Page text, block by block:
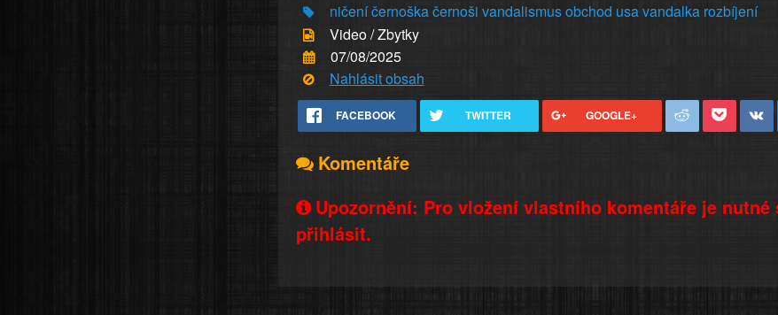
ničeníčernoškačernoši vandalismusobchod usavandalka rozbíjení
Video / Zbytky
07/08/2025
Nahlásit obsah
FACEBOOK TWITTER GOOGLE+
Komentáře
Upozornění: Pro vložení vlastního komentáře je nutné
přihlásit.